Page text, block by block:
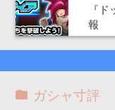
『
報
ガシャ寸評